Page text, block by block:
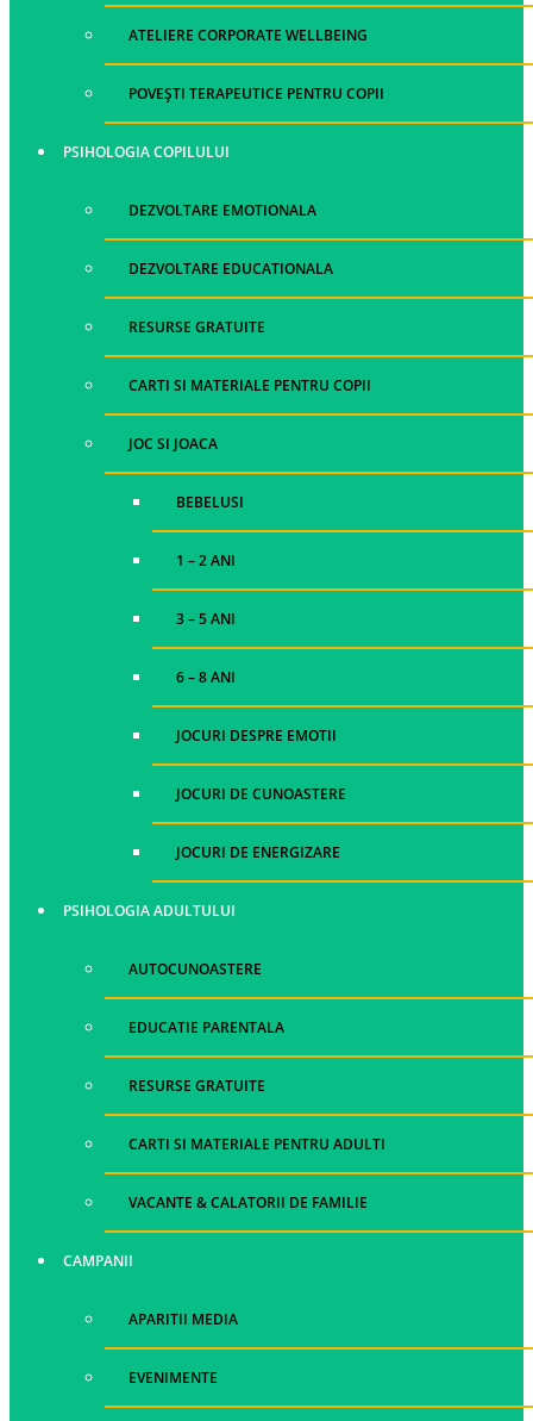
ATELIERE CORPORATE WELLBEING
POVEȘTI TERAPEUTICE PENTRU COPII
PSIHOLOGIA COPILULUI
DEZVOLTARE EMOTIONALA
DEZVOLTARE EDUCATIONALA
RESURSE GRATUITE
CARTI SI MATERIALE PENTRU COPII
JOC SI JOACA
BEBELUSI
1 – 2 ANI
3 – 5 ANI
6 – 8 ANI
JOCURI DESPRE EMOTII
JOCURI DE CUNOASTERE
JOCURI DE ENERGIZARE
PSIHOLOGIA ADULTULUI
AUTOCUNOASTERE
EDUCATIE PARENTALA
RESURSE GRATUITE
CARTI SI MATERIALE PENTRU ADULTI
VACANTE & CALATORII DE FAMILIE
CAMPANII
APARITII MEDIA
EVENIMENTE